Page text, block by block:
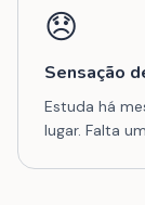
😞
Sensação
Estuda há
lugar. Falta